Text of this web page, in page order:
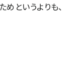
というよりも、